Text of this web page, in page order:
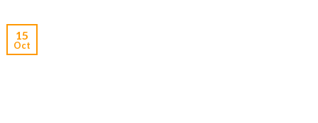
15
Oct